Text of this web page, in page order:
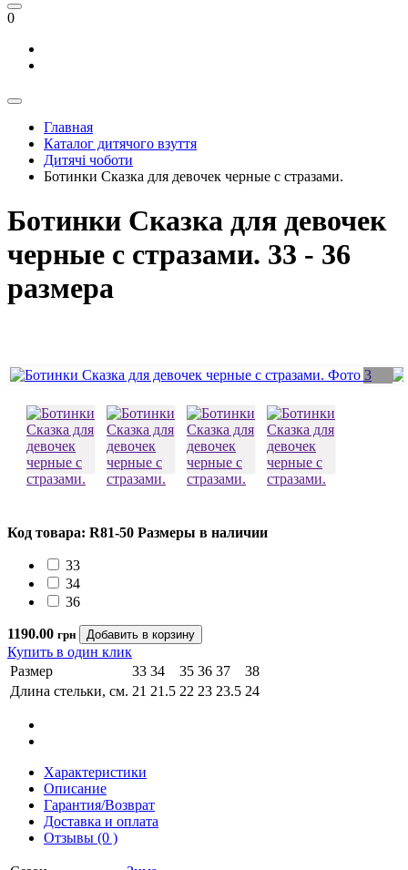
0
Главная
Каталог дитячого взуття
Дитячі чоботи
Ботинки Сказка для девочек черные с стразами.
Ботинки Сказка для девочек
черные с стразами. 33 - 36
размера
Код товара: R81-50 Размеры в наличии
33
34
36
1190.00 грн
Купить в один клик
Размер
33 34 35 36 37
38
Длина стельки, см. 21 21.5 22 23 23.5 24
Характеристики
Описание
Гарантия/Возврат
Доставка и оплата
Отзывы (0 )